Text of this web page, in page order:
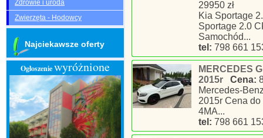
Zdrowie i uroda
Zwierzęta - Hodowcy
Najciekawsze oferty
Ogłoszeniewyróżnione
29950 zł
Kia Sportage
Sportage 2.0
Samochód...
tel: 798 661
MERCEDES
2015r
Cena:
Mercedes-
2015r Cena
4MA...
tel: 798 661